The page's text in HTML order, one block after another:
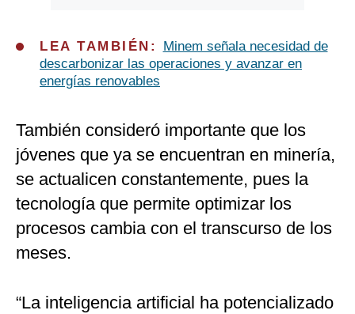
LEA TAMBIÉN:
Minem señala necesidad de
descarbonizar las operaciones y avanzar en
energías renovables
También consideró importante que los
jóvenes que ya se encuentran en minería,
se actualicen constantemente, pues la
tecnología que permite optimizar los
procesos cambia con el transcurso de los
meses.
“La inteligencia artificial ha potencializado